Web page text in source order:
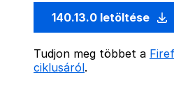
140.13.0 letöltése
Tudjon meg többet a
ciklusáról.